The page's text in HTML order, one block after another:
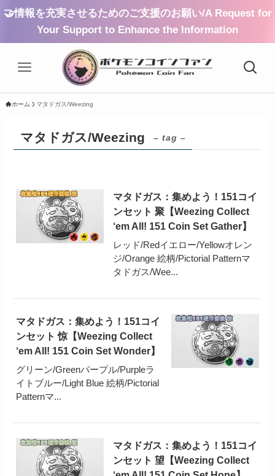
🤝情報を充実させるためのご支援のお願い/A Request for
Your Support to Enhance the Information
ホーム マタドガス/Weezing
マタドガス/Weezing – tag –
マタドガス：集めよう！151コイ
ンセット 聚【Weezing Collect
‘em All! 151 Coin Set Gather】
レッド/Redイエロー/Yellowオレン
ジ/Orange 絵柄/Pictorial Patternマ
タドガス/Wee...
マタドガス：集めよう！151コイ
ンセット 惊【Weezing Collect
‘em All! 151 Coin Set Wonder】
グリーン/Greenパープル/Purpleラ
イトブルー/Light Blue 絵柄/Pictorial
Patternマ...
マタドガス：集めよう！151コイ
ンセット 望【Weezing Collect